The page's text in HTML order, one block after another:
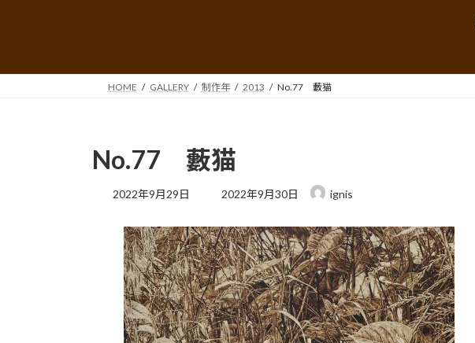
プ
動
HOME GALLERY 制作年 2013 No.77 藪猫
No.77 藪猫
2022年9月29日
最
新
日
時
:
2022年9月30日 ignis